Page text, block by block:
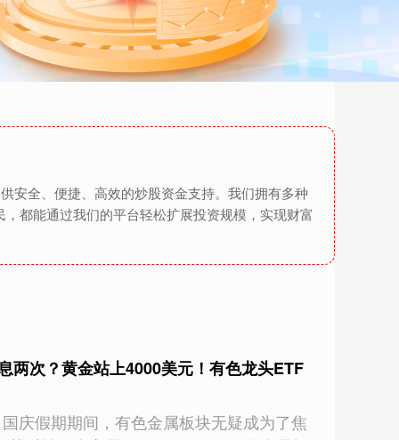
安全、便捷、高效的炒股资金支持。我们拥有多种
都能通过我们的平台轻松扩展投资规模，实现财富
两次？黄金站上4000美元！有色龙头ETF
庆假期期间，有色金属板块无疑成为了焦